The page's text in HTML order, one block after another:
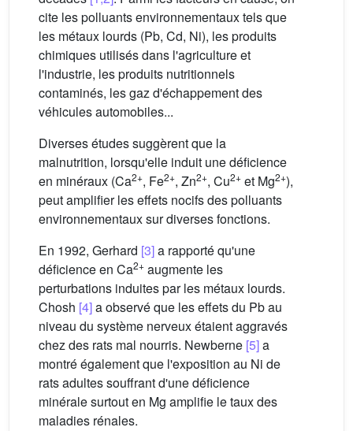
cite les polluants environnementaux tels que
les métaux lourds (Pb, Cd, Ni), les produits
chimiques utilisés dans l'agriculture et
l'industrie, les produits nutritionnels
contaminés, les gaz d'échappement des
véhicules automobiles...
Diverses études suggèrent que la
malnutrition, lorsqu'elle induit une déficience
en minéraux (Ca2+, Fe2+, Zn2+, Cu2+ et Mg2+),
peut amplifier les effets nocifs des polluants
environnementaux sur diverses fonctions.
En 1992, Gerhard [3]a rapporté qu'une
déficience en Ca2+ augmente les
perturbations induites par les métaux lourds.
Chosh [4]a observé que les effets du Pb au
niveau du système nerveux étaient aggravés
chez des rats mal nourris. Newberne [5]a
montré également que l'exposition au Ni de
rats adultes souffrant d'une déficience
minérale surtout en Mg amplifie le taux des
maladies rénales.